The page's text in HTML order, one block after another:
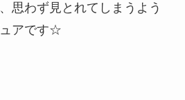
思わず見とれてしまうよう
アです☆